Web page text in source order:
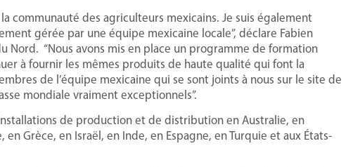
communauté des agriculteurs mexicains. Je suis également
gérée par une équipe mexicaine locale”, déclare Fabien
Nord. “Nous avons mis en place un programme de formation
à fournir les mêmes produits de haute qualité qui font la
de l’équipe mexicaine qui se sont joints à nous sur le site de
mondiale vraiment exceptionnels”.
de production et de distribution en Australie, en
Grèce, en Israël, en Inde, en Espagne, en Turquie et aux États-